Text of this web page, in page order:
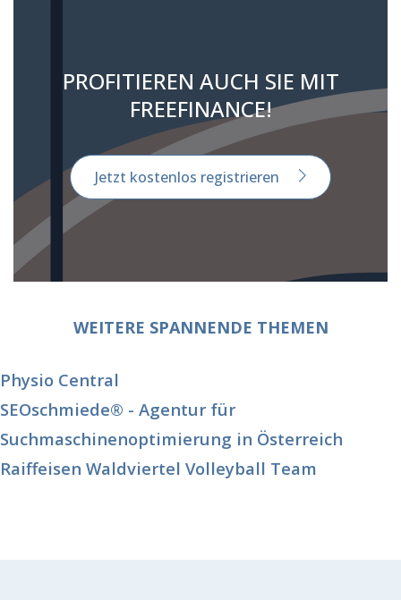
PROFITIEREN AUCH SIE MIT
FREEFINANCE!
Jetzt kostenlos registrieren
WEITERE SPANNENDE THEMEN
Physio Central
SEOschmiede® - Agentur für
Suchmaschinenoptimierung in Österreich
Raiffeisen Waldviertel Volleyball Team